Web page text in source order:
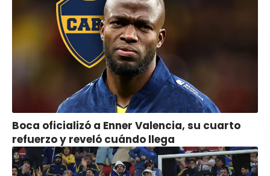
Boca oficializó a Enner Valencia, su cuarto
refuerzo y reveló cuándo llega